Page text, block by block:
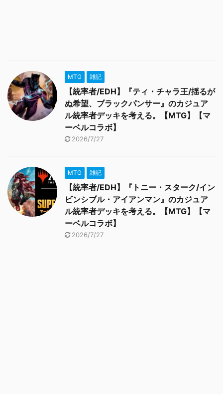
MTG 雑記
【統率者/EDH】『ティ・チャラ王/揺るが
ぬ希望、ブラックパンサー』のカジュア
ル統率者デッキを考える。【MTG】【マ
ーベルコラボ】
2026/7/27
MTG 雑記
【統率者/EDH】『トニー・スターク/イン
ビンシブル・アイアンマン』のカジュア
ル統率者デッキを考える。【MTG】【マ
ーベルコラボ】
2026/7/27